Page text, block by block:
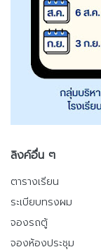
ลิงค์อื่น ๆ
ตารางเรียน
ระเบียบทรงผม
จองรถตู้
จองห้องประชุม